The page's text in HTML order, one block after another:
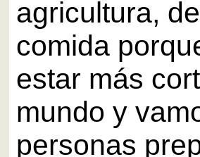
agricultura,
comida
estar más
mundo y
personas